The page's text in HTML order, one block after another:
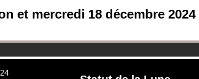
et mercredi 18 décembre 2024